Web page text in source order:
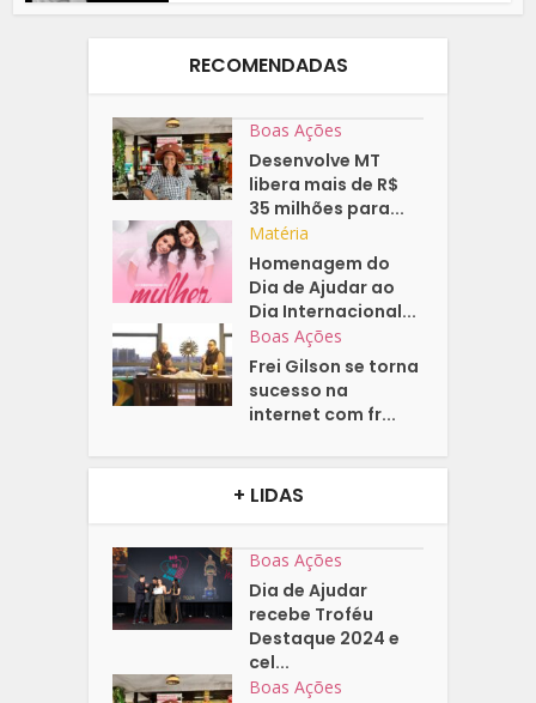
RECOMENDADAS
Boas Ações
Desenvolve MT
libera mais de R$
35 milhões para...
Matéria
Homenagem do
Dia de Ajudar ao
Dia Internacional...
Boas Ações
Frei Gilson se torna
sucesso na
internet com fr...
+ LIDAS
Boas Ações
Dia de Ajudar
recebe Troféu
Destaque 2024 e
cel...
Boas Ações